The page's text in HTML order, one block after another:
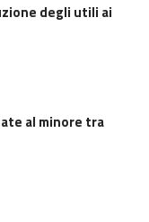
degli utili ai
al minore tra